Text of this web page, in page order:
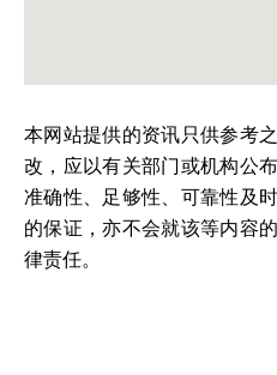
本网站提供的资讯只供参考
改，应以有关部门或机构公
准确性、足够性、可靠性及
的保证，亦不会就该等内容
律责任。